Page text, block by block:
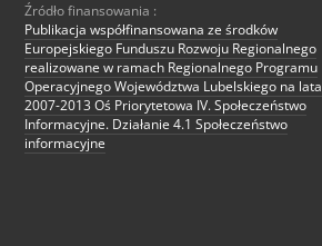
Źródło finansowania :
Publikacja współfinansowana ze środków
Europejskiego Funduszu Rozwoju Regionalnego
realizowane w ramach Regionalnego Programu
Operacyjnego Województwa Lubelskiego na lata
2007-2013 Oś Priorytetowa IV. Społeczeństwo
Informacyjne. Działanie 4.1 Społeczeństwo
informacyjne